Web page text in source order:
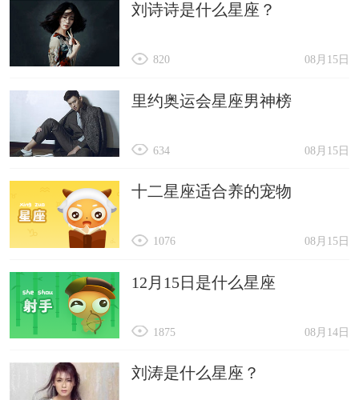
刘诗诗是什么星座？
08月15日
820
里约奥运会星座男神榜
08月15日
634
十二星座适合养的宠物
08月15日
1076
12月15日是什么星座
08月14日
1875
刘涛是什么星座？